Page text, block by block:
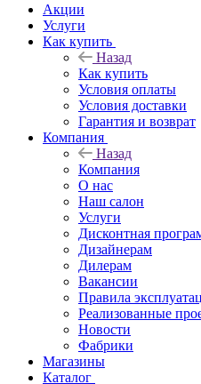
Акции
Услуги
Как купить
Назад
Как купить
Условия оплаты
Условия доставки
Гарантия и возврат
Компания
Назад
Компания
О нас
Наш салон
Услуги
Дисконтная
Дизайнерам
Дилерам
Вакансии
Правила
Реализованные
Новости
Фабрики
Магазины
Каталог